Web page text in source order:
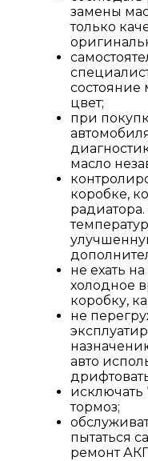
замены
только
состояние
цвет;
при
масло
коробке,
не ехать
холодное
коробку,
не
авто
исключать
тормоз;
пытаться
ремонт